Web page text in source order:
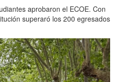
aprobaron el ECOE. Con
superaró los 200 egresados